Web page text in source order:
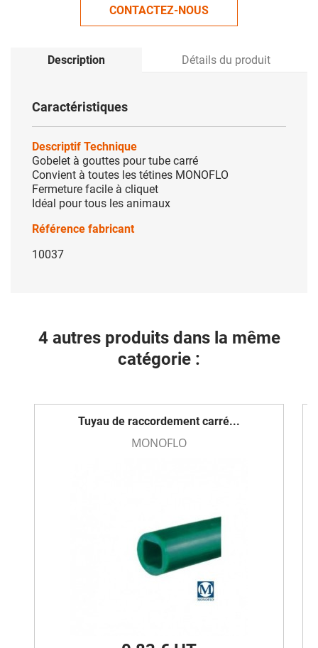
CONTACTEZ-NOUS
Description Détails du produit
Caractéristiques
Descriptif Technique
Gobelet à gouttes pour tube carré
Convient à toutes les tétines MONOFLO
Fermeture facile à cliquet
Idéal pour tous les animaux
Référence fabricant
10037
4 autres produits dans la même
catégorie :
Tuyau de raccordement carré...
MONOFLO